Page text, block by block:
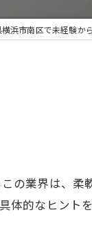
浜市南区で未経験か
の業界は、柔
体的なヒント